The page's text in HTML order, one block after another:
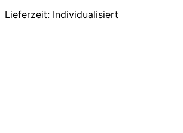
Lieferzeit: Individualisiert